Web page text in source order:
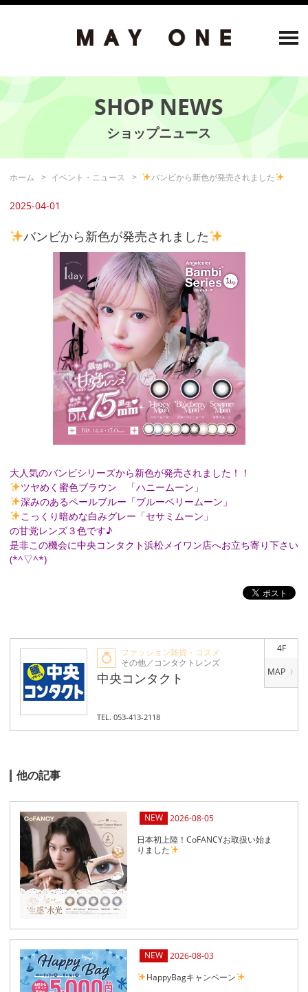
SHOP NEWS
ホーム イベント・ニュース バンビから新色が発売されました
2025-04-01
バンビから新色が発売されました
大人気のバンビシリーズから新色が発売されました！！
ツヤめく蜜色ブラウン 「ハニームーン」
深みのあるペールブルー「ブルーベリームーン」
こっくり暗めな白みグレー「セサミムーン」
の甘党レンズ３色です♪
是非この機会に中央コンタクト浜松メイワン店へお立ち寄り下さい
(*^▽^*)
ファッション雑貨・コスメ
その他／コンタクトレンズ
4F
中央コンタクト
TEL. 053-413-2118
他の記事
2026-08-05
日本初上陸！CoFANCYお取扱い始ま
りました
2026-08-03
HappyBagキャンペーン